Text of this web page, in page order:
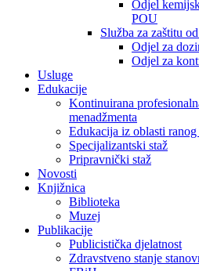
Odjel
POU
Služba za zaštitu
Odjel za
Odjel za
Usluge
Edukacije
Kontinuirana
menadžmenta
Edukacija iz oblasti
Specijalizantski staž
Pripravnički staž
Novosti
Knjižnica
Biblioteka
Muzej
Publikacije
Publicistička djelatnost
Zdravstveno stanje